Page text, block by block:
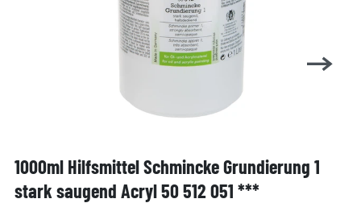
1000ml Hilfsmittel Schmincke Grundierung 1
stark saugend Acryl 50 512 051 ***